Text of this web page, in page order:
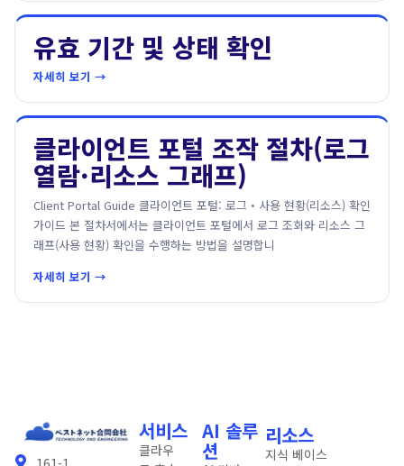
유효 기간 및 상태 확인
자세히 보기 →
클라이언트 포털 조작 절차(로그
열람·리소스 그래프)
Client Portal Guide 클라이언트 포털: 로그・사용 현황(리소스) 확인
가이드 본 절차서에서는 클라이언트 포털에서 로그 조회와 리소스 그
래프(사용 현황) 확인을 수행하는 방법을 설명합니
자세히 보기 →
서비스
클라우
AI 솔루
션
리소스
지식 베이스